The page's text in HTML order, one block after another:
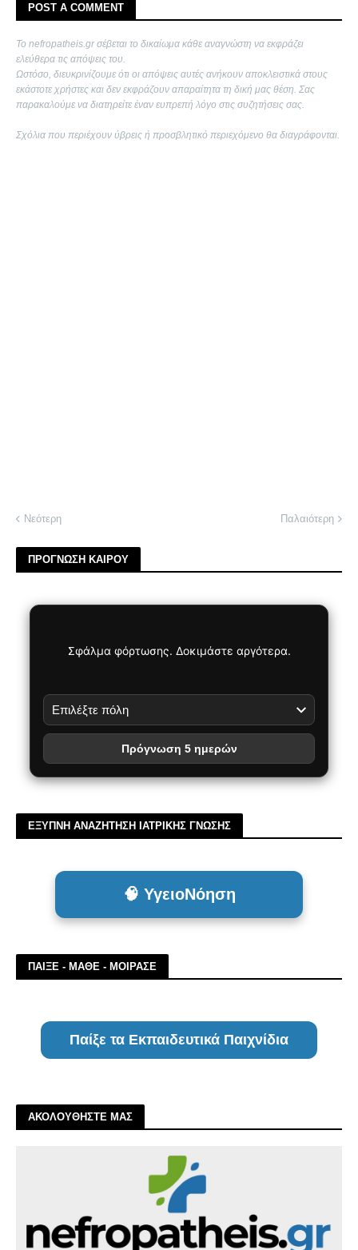
POST A COMMENT
Το nefropatheis.gr σέβεται το δικαίωμα κάθε αναγνώστη να εκφράζει
ελεύθερα τις απόψεις του.
Ωστόσο, διευκρινίζουμε ότι οι απόψεις αυτές ανήκουν αποκλειστικά στους
εκάστοτε χρήστες και δεν εκφράζουν απαραίτητα τη δική μας θέση. Σας
παρακαλούμε να διατηρείτε έναν ευπρεπή λόγο στις συζητήσεις σας.
Σχόλια που περιέχουν ύβρεις ή προσβλητικό περιεχόμενο θα διαγράφονται.
Νεότερη Παλαιότερη
ΠΡΟΓΝΩΣΗ ΚΑΙΡΟΥ
Σφάλμα φόρτωσης. Δοκιμάστε αργότερα.
Πρόγνωση 5 ημερών
ΕΞΥΠΝΗ ΑΝΑΖΗΤΗΣΗ ΙΑΤΡΙΚΗΣ ΓΝΩΣΗΣ
🧠 ΥγειοΝόηση
ΠΑΙΞΕ - ΜΑΘΕ - ΜΟΙΡΑΣΕ
Παίξε τα Εκπαιδευτικά Παιχνίδια
ΑΚΟΛΟΥΘΗΣΤΕ ΜΑΣ